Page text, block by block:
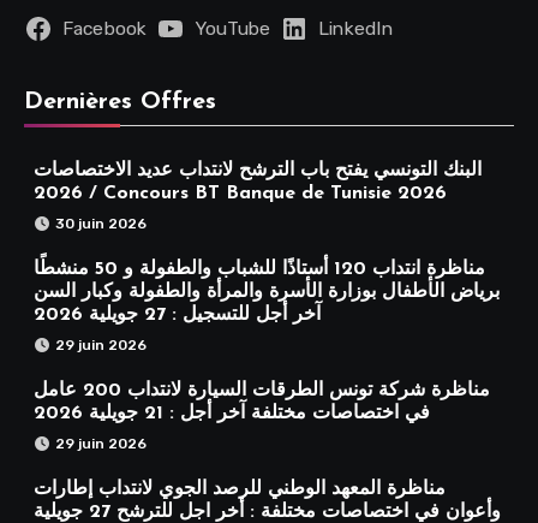
Facebook YouTube LinkedIn
Dernières Offres
البنك التونسي يفتح باب الترشح لانتداب عديد الاختصاصات
2026 / Concours BT Banque de Tunisie 2026
30 juin 2026
مناظرة انتداب 120 أستاذًا للشباب والطفولة و 50 منشطًا
برياض الأطفال بوزارة الأسرة والمرأة والطفولة وكبار السن
آخر أجل للتسجيل : 27 جويلية 2026
29 juin 2026
مناظرة شركة تونس الطرقات السيارة لانتداب 200 عامل
في اختصاصات مختلفة آخر أجل : 21 جويلية 2026
29 juin 2026
مناظرة المعهد الوطني للرصد الجوي لانتداب إطارات
وأعوان في اختصاصات مختلفة : أخر اجل للترشح 27 جويلية